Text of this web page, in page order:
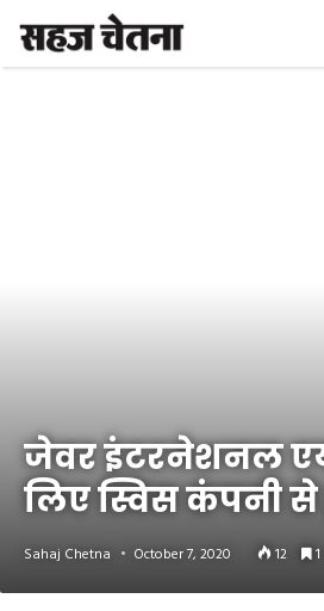
जेवर इंटरनेशनल
लिए स्विस कंपनी
Sahaj Chetna October 7, 2020 12